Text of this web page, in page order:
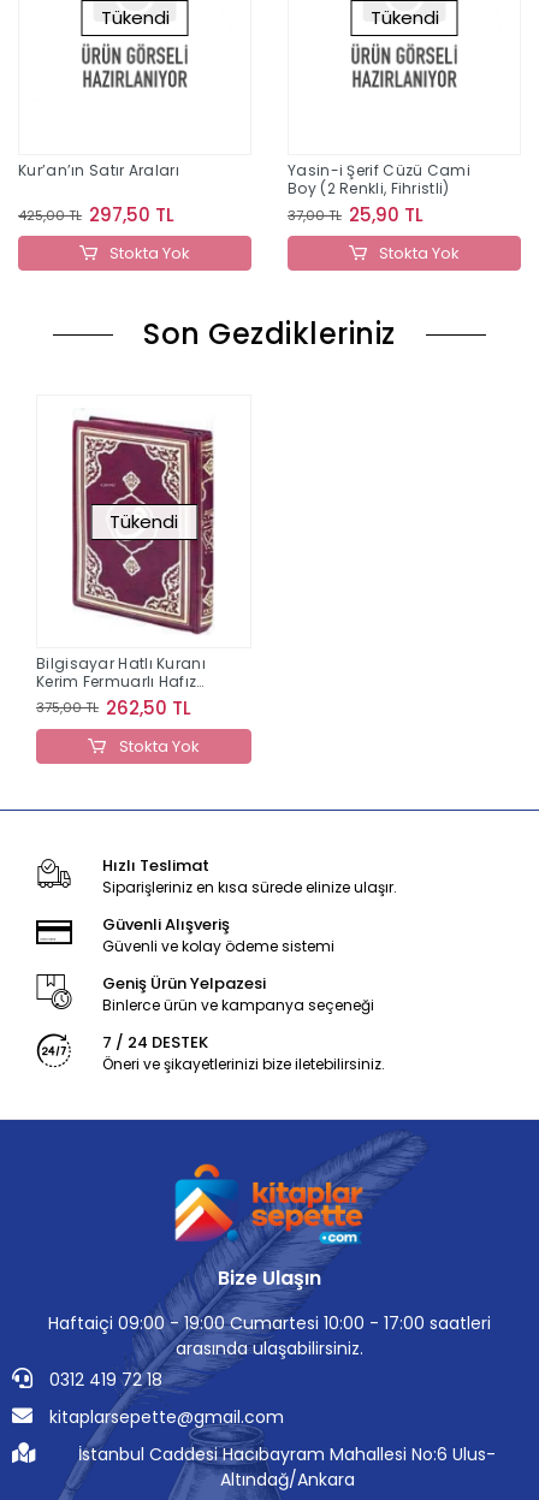
Tükendi
Kur’an’ın Satır Araları
425,00 TL 297,50 TL
Stokta Yok
Tükendi
Yasin-i Şerif Cüzü Cami
Boy (2 Renkli, Fihristli)
37,00 TL 25,90 TL
Stokta Yok
Son Gezdikleriniz
Tükendi
Bilgisayar Hatlı Kuranı
Kerim Fermuarlı Hafız
Boy
375,00 TL 262,50 TL
Stokta Yok
Hızlı Teslimat
Siparişleriniz en kısa sürede elinize ulaşır.
Güvenli Alışveriş
Güvenli ve kolay ödeme sistemi
Geniş Ürün Yelpazesi
Binlerce ürün ve kampanya seçeneği
7 / 24 DESTEK
Öneri ve şikayetlerinizi bize iletebilirsiniz.
Bize Ulaşın
Haftaiçi 09:00 - 19:00 Cumartesi 10:00 - 17:00 saatleri
arasında ulaşabilirsiniz.
0312 419 72 18
kitaplarsepette@gmail.com
İstanbul Caddesi Hacıbayram Mahallesi No:6 Ulus-
Altındağ/Ankara